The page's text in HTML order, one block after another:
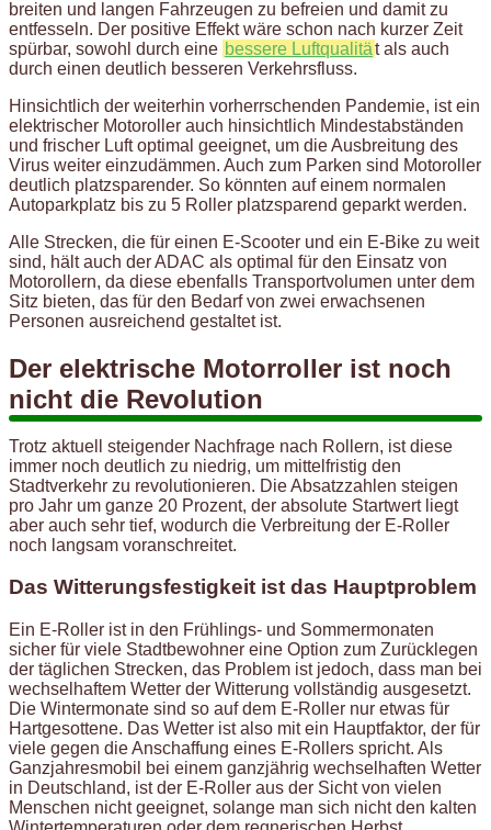
breiten und langen Fahrzeugen zu befreien und damit zu
entfesseln. Der positive Effekt wäre schon nach kurzer Zeit
spürbar, sowohl durch eine bessere Luftqualität als auch
durch einen deutlich besseren Verkehrsfluss.
Hinsichtlich der weiterhin vorherrschenden Pandemie, ist ein
elektrischer Motoroller auch hinsichtlich Mindestabständen
und frischer Luft optimal geeignet, um die Ausbreitung des
Virus weiter einzudämmen. Auch zum Parken sind Motoroller
deutlich platzsparender. So könnten auf einem normalen
Autoparkplatz bis zu 5 Roller platzsparend geparkt werden.
Alle Strecken, die für einen E-Scooter und ein E-Bike zu weit
sind, hält auch der ADAC als optimal für den Einsatz von
Motorollern, da diese ebenfalls Transportvolumen unter dem
Sitz bieten, das für den Bedarf von zwei erwachsenen
Personen ausreichend gestaltet ist.
Der elektrische Motorroller ist noch
nicht die Revolution
Trotz aktuell steigender Nachfrage nach Rollern, ist diese
immer noch deutlich zu niedrig, um mittelfristig den
Stadtverkehr zu revolutionieren. Die Absatzzahlen steigen
pro Jahr um ganze 20 Prozent, der absolute Startwert liegt
aber auch sehr tief, wodurch die Verbreitung der E-Roller
noch langsam voranschreitet.
Das Witterungsfestigkeit ist das Hauptproblem
Ein E-Roller ist in den Frühlings- und Sommermonaten
sicher für viele Stadtbewohner eine Option zum Zurücklegen
der täglichen Strecken, das Problem ist jedoch, dass man bei
wechselhaftem Wetter der Witterung vollständig ausgesetzt.
Die Wintermonate sind so auf dem E-Roller nur etwas für
Hartgesottene. Das Wetter ist also mit ein Hauptfaktor, der für
viele gegen die Anschaffung eines E-Rollers spricht. Als
Ganzjahresmobil bei einem ganzjährig wechselhaften Wetter
in Deutschland, ist der E-Roller aus der Sicht von vielen
Menschen nicht geeignet, solange man sich nicht den kalten